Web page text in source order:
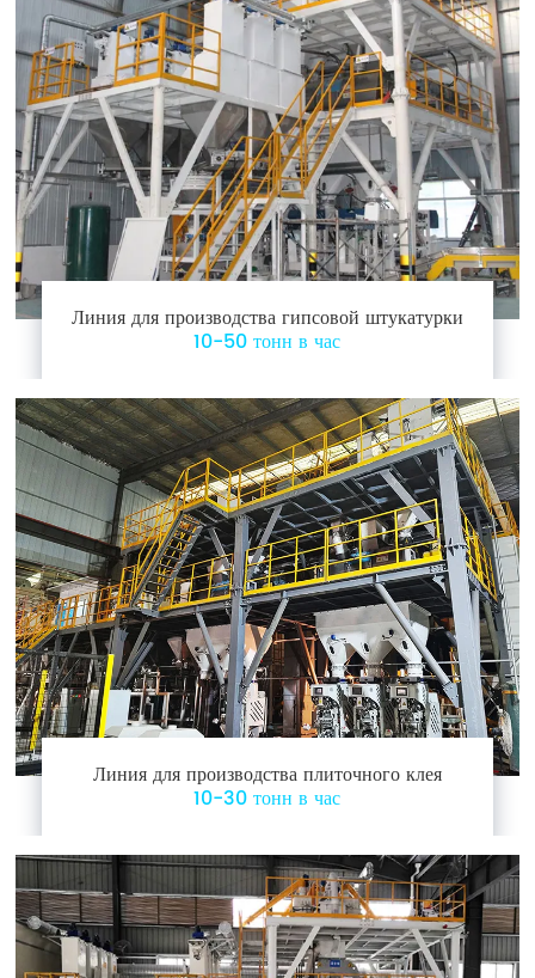
Линия для производства гипсовой штукатурки
10-50 тонн в час
Линия для производства плиточного клея
10-30 тонн в час